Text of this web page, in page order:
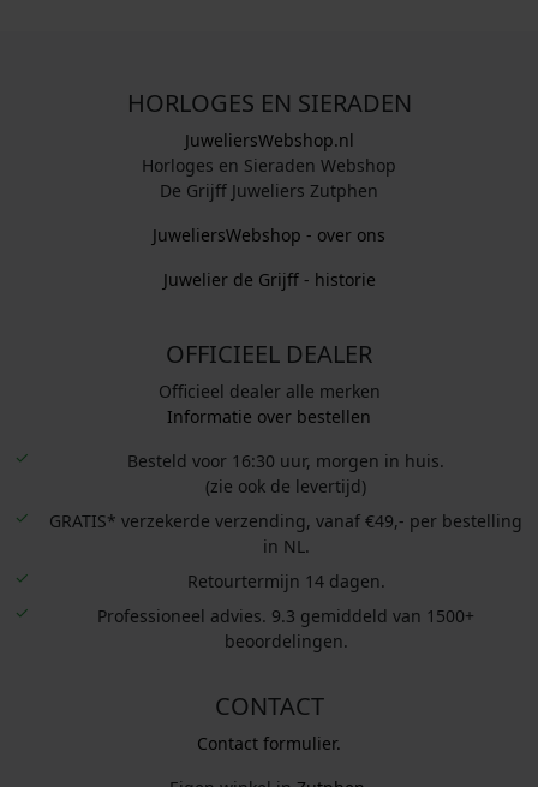
HORLOGES EN SIERADEN
JuweliersWebshop.nl
Horloges en Sieraden Webshop
De Grijff Juweliers Zutphen
JuweliersWebshop - over ons
Juwelier de Grijff - historie
OFFICIEEL DEALER
Officieel dealer alle merken
Informatie over bestellen
Besteld voor 16:30 uur, morgen in huis.
(zie ook de levertijd)
GRATIS* verzekerde verzending, vanaf €49,- per bestelling
in NL.
Retourtermijn 14 dagen.
Professioneel advies. 9.3 gemiddeld van 1500+
beoordelingen.
CONTACT
Contact formulier.